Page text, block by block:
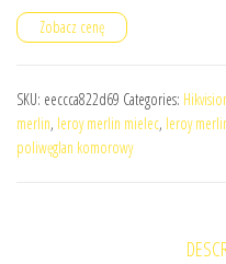
Zobacz cenę
SKU: eeccca822d69 Categories:
merlin, leroy merlin mielec, leroy
poliwęglan komorowy